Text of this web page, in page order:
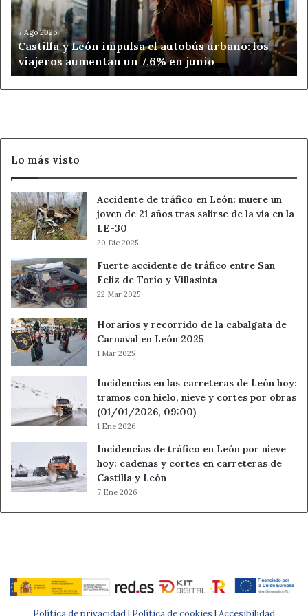
autobús
urbano:
los
viajeros
aumentan
un
7,6%
7 Ago 2026
Castilla y León impulsa el autobús urbano: los
viajeros aumentan un 7,6% en junio
Lo más visto
Accidente de tráfico en León: muere un
joven de 21 años tras salirse de la vía en la
LE-30
20 Dic 2025
Fuerte accidente de tráfico entre San
Feliz de Torío y Villasinta
22 Mar 2025
Horarios y recorrido de la cabalgata de
Carnaval en León 2025
1 Mar 2025
Incidencias en las carreteras de León hoy:
tramos con hielo, nieve y cortes por obras
(01/01/2026, 09:00)
1 Ene 2026
Incidencias de tráfico en León por nieve
hoy: cadenas y cortes en carreteras de
Castilla y León
7 Ene 2026
Política de privacidad | Política de cookies | Accesibilidad